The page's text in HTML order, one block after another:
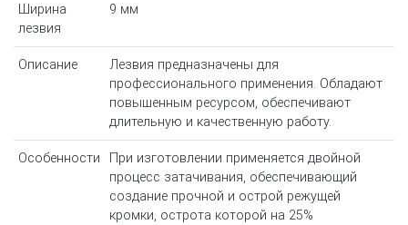
Ширина
лезвия
9 мм
Описание
Лезвия предназначены для
профессионального применения. Обладают
повышенным ресурсом, обеспечивают
длительную и качественную работу.
Особенности
При изготовлении применяется двойной
процесс затачивания, обеспечивающий
создание прочной и острой режущей
кромки, острота которой на 25%